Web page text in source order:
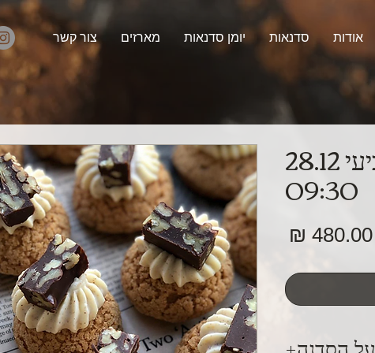
אודות סדנאות יומן סדנאות מארזים צור קשר
בצק רבוך יום רביעי 28.12
09:30
‏480.00 ‏₪ מחיר